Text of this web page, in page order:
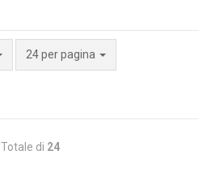
24 per pagina
Totale di 24